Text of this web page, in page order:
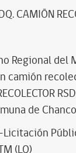
CAMIÓN
Regional del
camión
de
(LQ)